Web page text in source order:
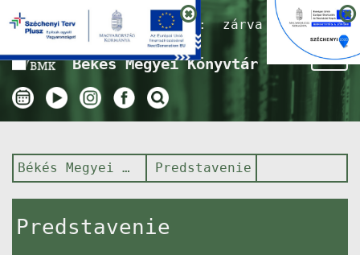
Nyitvatartás ma:zárva
Békés Megyei Könyvtár
Békés Megyei Könyvtár Predstavenie
Predstavenie